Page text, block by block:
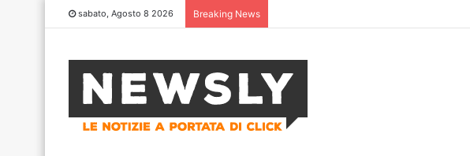
sabato, Agosto 8 2026 Breaking News